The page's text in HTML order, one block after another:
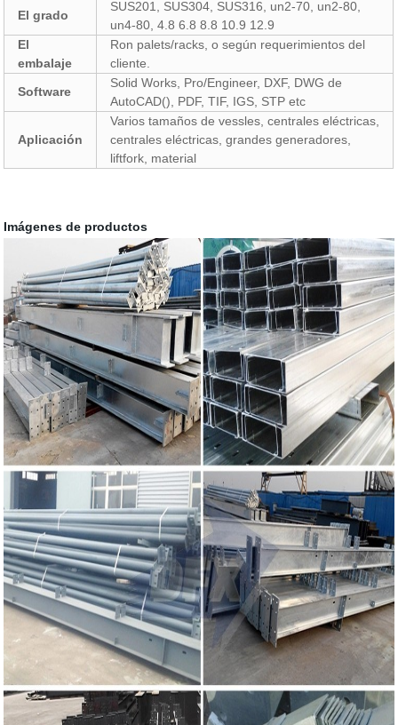
El grado
SUS201, SUS304, SUS316, un2-70, un2-80,
un4-80, 4.8 6.8 8.8 10.9 12.9
El
embalaje
Ron palets/racks, o según requerimientos del
cliente.
Software
Solid Works, Pro/Engineer, DXF, DWG de
AutoCAD(), PDF, TIF, IGS, STP etc
Aplicación
Varios tamaños de vessles, centrales eléctricas,
centrales eléctricas, grandes generadores,
liftfork, material
Imágenes de productos